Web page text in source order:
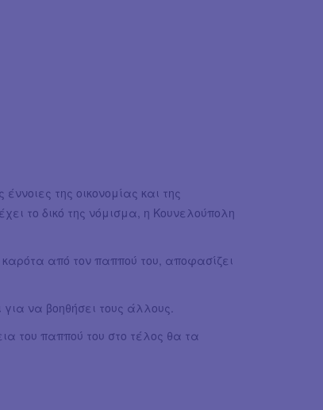
της οικονομίας και της
το δικό της νόμισμα, η Κουνελούπολη
από τον παππού του, αποφασίζει
να βοηθήσει τους άλλους.
του παππού του στο τέλος θα τα